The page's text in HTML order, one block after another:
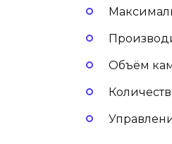
Объём